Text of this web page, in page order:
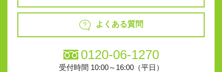
よくある質問
0120-06-1270
受付時間 10:00～16:00（平日）